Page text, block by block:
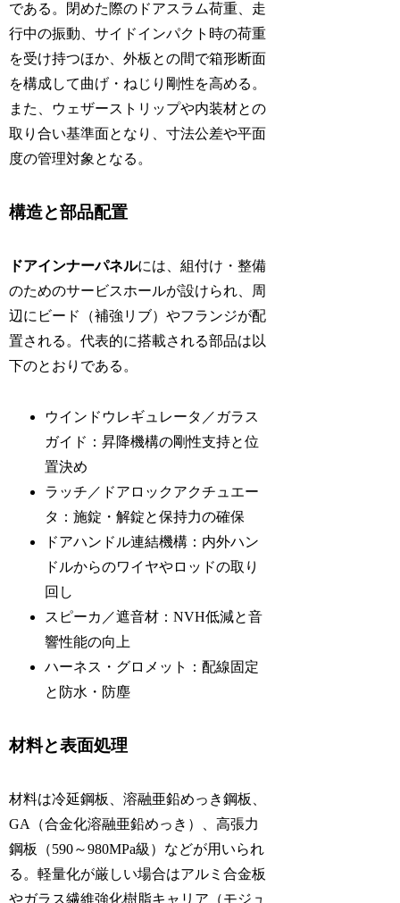
である。閉めた際のドアスラム荷重、走
行中の振動、サイドインパクト時の荷重
を受け持つほか、外板との間で箱形断面
を構成して曲げ・ねじり剛性を高める。
また、ウェザーストリップや内装材との
取り合い基準面となり、寸法公差や平面
度の管理対象となる。
構造と部品配置
ドアインナーパネルには、組付け・整備
のためのサービスホールが設けられ、周
辺にビード（補強リブ）やフランジが配
置される。代表的に搭載される部品は以
下のとおりである。
ウインドウレギュレータ／ガラス
ガイド：昇降機構の剛性支持と位
置決め
ラッチ／ドアロックアクチュエー
タ：施錠・解錠と保持力の確保
ドアハンドル連結機構：内外ハン
ドルからのワイヤやロッドの取り
回し
スピーカ／遮音材：NVH低減と音
響性能の向上
ハーネス・グロメット：配線固定
と防水・防塵
材料と表面処理
材料は冷延鋼板、溶融亜鉛めっき鋼板、
GA（合金化溶融亜鉛めっき）、高張力
鋼板（590～980MPa級）などが用いられ
る。軽量化が厳しい場合はアルミ合金板
やガラス繊維強化樹脂キャリア（モジュ